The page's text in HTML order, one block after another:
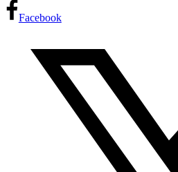
Facebook